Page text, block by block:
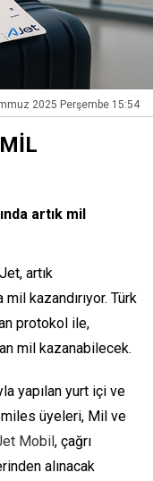
2025 Perşembe 15:54
artık mil
artık
mil kazandırıyor. Türk
protokol ile,
mil kazanabilecek.
yapılan yurt içi ve
üyeleri, Mil ve
Mobil, çağrı
alınacak